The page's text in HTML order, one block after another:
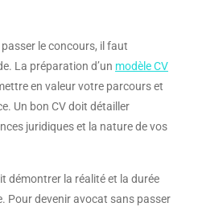
le concours, il faut
La préparation d’un modèle CV
en valeur votre parcours et
Un bon CV doit détailler
juridiques et la nature de vos
démontrer la réalité et la durée
Pour devenir avocat sans passer